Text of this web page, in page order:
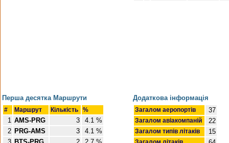
Перша десятка Маршрути
# Маршрут Кількість %
1 AMS-PRG 3
4.1 %
2 PRG-AMS 3
4.1 %
Додаткова інформація
Загалом аеропортів 37
Загалом авіакомпаній 22
Загалом типів літаків 15